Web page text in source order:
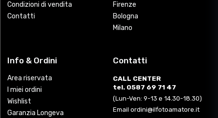
Condizioni di vendita
Contatti
Firenze
Bologna
Milano
Info & Ordini
Area riservata
I miei ordini
Wishlist
Garanzia Longeva
Contatti
CALL CENTER
tel. 0587 69 71 47
(Lun-Ven: 9-13 e 14.30-18.30)
Email ordini@ilfotoamatore.it